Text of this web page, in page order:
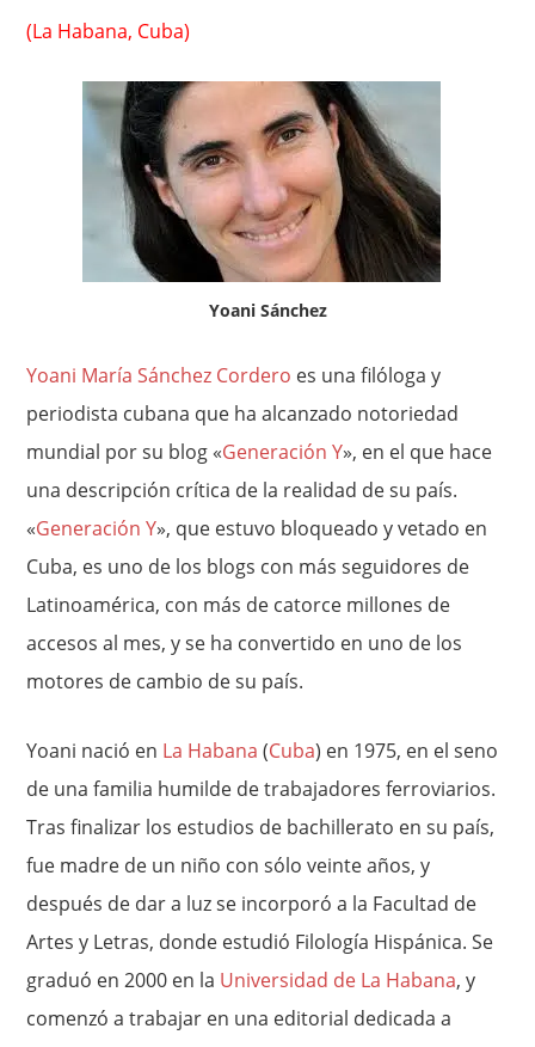
(La Habana, Cuba)
Yoani Sánchez
Yoani María Sánchez Cordero es una filóloga y
periodista cubana que ha alcanzado notoriedad
mundial por su blog «Generación Y», en el que hace
una descripción crítica de la realidad de su país.
«Generación Y», que estuvo bloqueado y vetado en
Cuba, es uno de los blogs con más seguidores de
Latinoamérica, con más de catorce millones de
accesos al mes, y se ha convertido en uno de los
motores de cambio de su país.
Yoani nació en La Habana (Cuba) en 1975, en el seno
de una familia humilde de trabajadores ferroviarios.
Tras finalizar los estudios de bachillerato en su país,
fue madre de un niño con sólo veinte años, y
después de dar a luz se incorporó a la Facultad de
Artes y Letras, donde estudió Filología Hispánica. Se
graduó en 2000 en la Universidad de La Habana, y
comenzó a trabajar en una editorial dedicada a